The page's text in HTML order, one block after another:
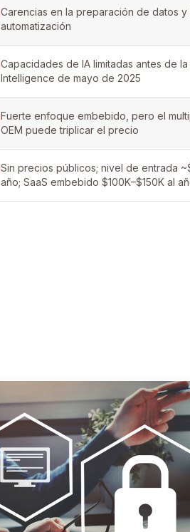
Carencias en la preparación de datos y
automatización
Capacidades de IA limitadas antes de la
Intelligence de mayo de 2025
Fuerte enfoque embebido, pero el
OEM puede triplicar el precio
Sin precios públicos; nivel de entrada
año; SaaS embebido $100K–$150K al